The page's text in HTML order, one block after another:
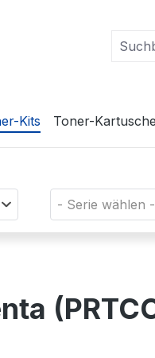
Kits Toner-
- Serie wählen -